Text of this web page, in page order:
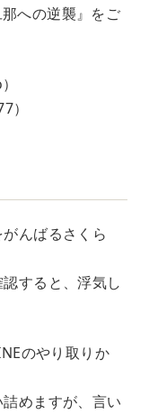
への逆襲』をご
）
んばるさくら
すると、浮気し
のやり取りか
めますが、言い